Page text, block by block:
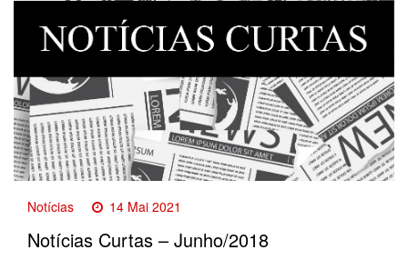
Notícias 14 Mai 2021
Notícias Curtas – Junho/2018